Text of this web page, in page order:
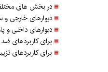
در بخش های
دیوارهای خارجی
دیوارهای داخلی و
برای کاربردهای
برای کاربردهای